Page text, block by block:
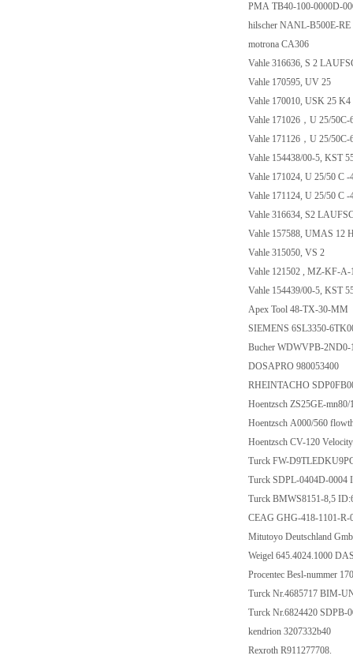
PMA TB40-100-0000D-
hilscher NANL-B500E-RE
motrona CA306
Vahle 316636, S 2
Vahle 170595, UV 25
Vahle 170010, USK 25 K4
Vahle 171026，U 25/
Vahle 171126，U 25/
Vahle 154438/00-5, KST
Vahle 171024, U 25/50 C
Vahle 171124, U 25/50 C
Vahle 316634, S2
Vahle 157588, UMAS 12
Vahle 315050, VS 2
Vahle 121502 , MZ-KF-
Vahle 154439/00-5, KST
Apex Tool 48-TX-30-MM
SIEMENS 6SL3350-
Bucher WDWVPB-
DOSAPRO 980053400
RHEINTACHO
Hoentzsch ZS25GE-
Hoentzsch A000/560
Hoentzsch CV-120
Turck FW-
Turck SDPL-0404D-0004
Turck BMWS8151-8,5
CEAG GHG-418-1101-R-
Mitutoyo Deutschland
Weigel 645.4024.1000
Procentec Besl-nummer
Turck Nr.4685717 BIM-
Turck Nr.6824420 SDPB-
kendrion 3207332b40
Rexroth R911277708.